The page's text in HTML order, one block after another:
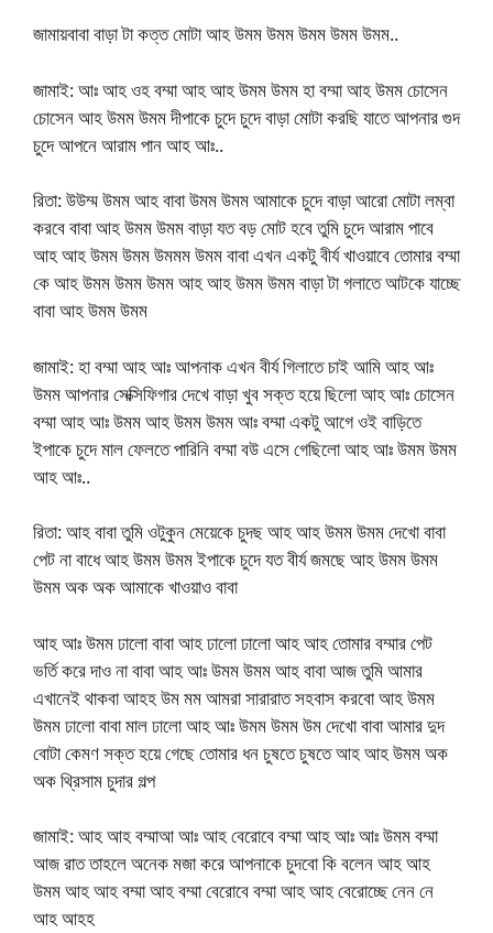
জামায়বাবা বাড়া টা কত্ত মোটা আহ উমম উমম উমম উমম উমম..
জামাই: আঃ আহ ওহ বম্মা আহ আহ উমম উমম হা বম্মা আহ উমম চোসেন
চোসেন আহ উমম উমম দীপাকে চুদে চুদে বাড়া মোটা করছি যাতে আপনার গুদ
চুদে আপনে আরাম পান আহ আঃ..
রিতা: উউম্ম উমম আহ বাবা উমম উমম আমাকে চুদে বাড়া আরো মোটা লম্বা
করবে বাবা আহ উমম উমম বাড়া যত বড় মোট হবে তুমি চুদে আরাম পাবে
আহ আহ উমম উমম উমমম উমম বাবা এখন একটু বীর্য খাওয়াবে তোমার বম্মা
কে আহ উমম উমম উমম আহ আহ উমম উমম বাড়া টা গলাতে আটকে যাচ্ছে
বাবা আহ উমম উমম
জামাই: হা বম্মা আহ আঃ আপনাক এখন বীর্য গিলাতে চাই আমি আহ আঃ
উমম আপনার সেক্সিফিগার দেখে বাড়া খুব সক্ত হয়ে ছিলো আহ আঃ চোসেন
বম্মা আহ আঃ উমম আহ উমম উমম আঃ বম্মা একটু আগে ওই বাড়িতে
ইপাকে চুদে মাল ফেলতে পারিনি বম্মা বউ এসে গেছিলো আহ আঃ উমম উমম
আহ আঃ..
রিতা: আহ বাবা তুমি ওটুকুন মেয়েকে চুদছ আহ আহ উমম উমম দেখো বাবা
পেট না বাধে আহ উমম উমম ইপাকে চুদে যত বীর্য জমছে আহ উমম উমম
উমম অক অক আমাকে খাওয়াও বাবা
আহ আঃ উমম ঢালো বাবা আহ ঢালো ঢালো আহ আহ তোমার বম্মার পেট
ভর্তি করে দাও না বাবা আহ আঃ উমম উমম আহ বাবা আজ তুমি আমার
এখানেই থাকবা আহহ উম মম আমরা সারারাত সহবাস করবো আহ উমম
উমম ঢালো বাবা মাল ঢালো আহ আঃ উমম উমম উম দেখো বাবা আমার দুদ
বোটা কেমণ সক্ত হয়ে গেছে তোমার ধন চুষতে চুষতে আহ আহ উমম অক
অক থ্রিসাম চুদার গল্প
জামাই: আহ আহ বম্মাআ আঃ আহ বেরোবে বম্মা আহ আঃ আঃ উমম বম্মা
আজ রাত তাহলে অনেক মজা করে আপনাকে চুদবো কি বলেন আহ আহ
উমম আহ আহ বম্মা আহ বম্মা বেরোবে বম্মা আহ আহ বেরোচ্ছে নেন নে
আহ আহহ